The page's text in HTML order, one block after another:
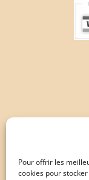
Pour offrir les
cookies pour